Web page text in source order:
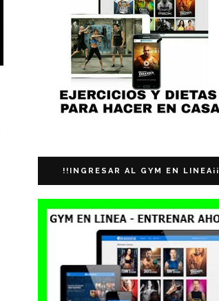
!!INGRESAR AL GYM EN LINEA¡¡